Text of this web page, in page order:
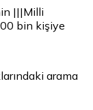
|||Milli
bin kişiye
arama